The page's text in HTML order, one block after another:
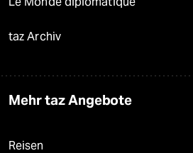
taz Archiv
Mehr taz Angebote
Reisen